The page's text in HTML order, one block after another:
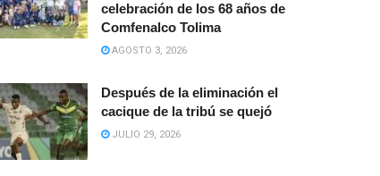
celebración de los 68 años de
Comfenalco Tolima
AGOSTO 3, 2026
Después de la eliminación el
cacique de la tribú se quejó
JULIO 29, 2026